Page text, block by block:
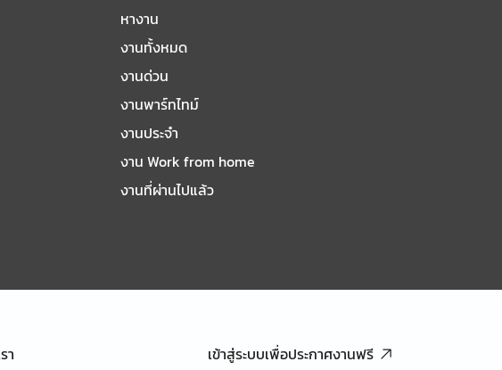
หางาน
งานทั้งหมด
งานด่วน
งานพาร์ทไทม์
งานประจำ
งาน Work from home
งานที่ผ่านไปแล้ว
า
เข้าสู่ระบบเพื่อประกาศงานฟรี